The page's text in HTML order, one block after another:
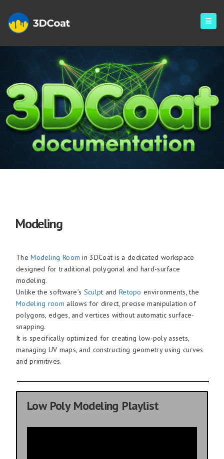
Modeling
Modeling
TheModeling Room in 3DCoat is a dedicated workspace
designed for traditional polygonal and hard-surface
modeling.
Unlike the software’s Sculpt and Retopo environments, the
Modeling room allows for direct, precise manipulation of
polygons, edges, and vertices without automatic surface-
snapping.
It is specifically optimized for creating low-poly assets,
managing UV maps, and constructing geometry using curves
and primitives.
Low Poly Modeling Playlist